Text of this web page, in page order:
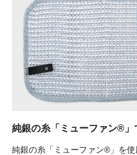
純銀の糸「ミューファン®」
純銀の糸「ミューファン®」を